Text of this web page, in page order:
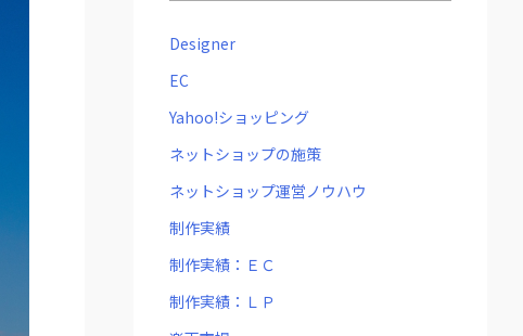
Designer
EC
Yahoo!ショッピング
ネットショップの施策
ネットショップ運営ノウハウ
制作実績
制作実績：ＥＣ
制作実績：ＬＰ